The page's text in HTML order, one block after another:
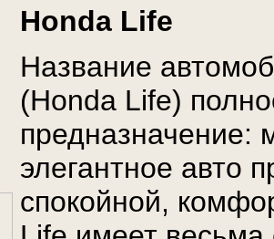
Honda Life
Название
(Honda Life)
предназначение:
элегантное авто
спокойной,